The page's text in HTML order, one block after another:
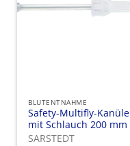
BLUTENTNAHME
Safety-Multifly-Kanüle
mit Schlauch 200 mm
SARSTEDT